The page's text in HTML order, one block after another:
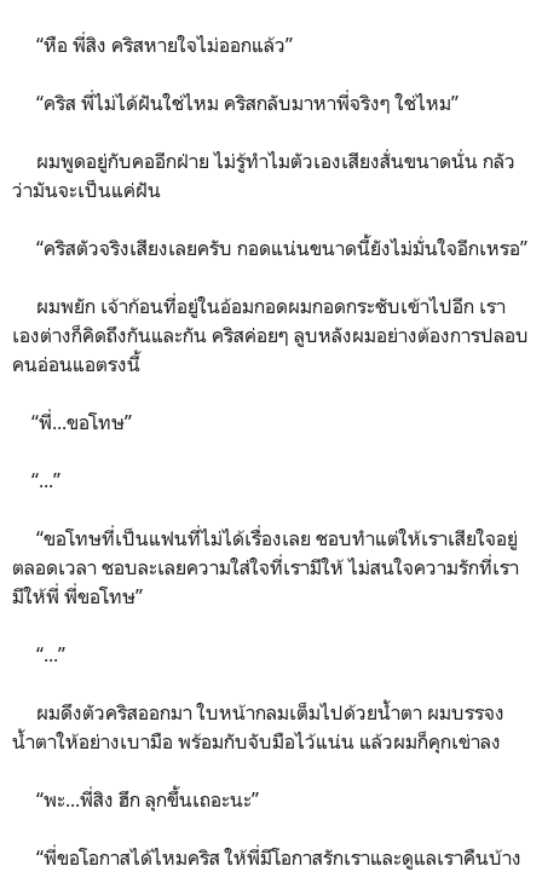
“หือ พี่สิง คริสหายใจไม่ออกแล้ว”
“คริส พี่ไม่ได้ฝันใช่ไหม คริสกลับมาหาพี่จริงๆ ใช่ไหม”
ผมพูดอยู่กับคออีกฝ่าย ไม่รู้ทำไมตัวเองเสียงสั่นขนาดนั่น กลัว
ว่ามันจะเป็นแค่ฝัน
“คริสตัวจริงเสียงเลยครับ กอดแน่นขนาดนี้ยังไม่มั่นใจอีกเหรอ”
ผมพยัก เจ้าก้อนที่อยู่ในอ้อมกอดผมกอดกระชับเข้าไปอีก เรา
เองต่างก็คิดถึงกันและกัน คริสค่อยๆ ลูบหลังผมอย่างต้องการปลอบ
คนอ่อนแอตรงนี้
“พี่...ขอโทษ”
“...”
“ขอโทษที่เป็นแฟนที่ไม่ได้เรื่องเลย ชอบทำแต่ให้เราเสียใจอยู่
ตลอดเวลา ชอบละเลยความใส่ใจที่เรามีให้ ไม่สนใจความรักที่เรา
มีให้พี่ พี่ขอโทษ”
“...”
ผมดึงตัวคริสออกมา ใบหน้ากลมเต็มไปด้วยน้ำตา ผมบรรจง
น้ำตาให้อย่างเบามือ พร้อมกับจับมือไว้แน่น แล้วผมก็คุกเข่าลง
“พะ...พี่สิง ฮึก ลุกขึ้นเถอะนะ”
“พี่ขอโอกาสได้ไหมคริส ให้พี่มีโอกาสรักเราและดูแลเราคืนบ้าง